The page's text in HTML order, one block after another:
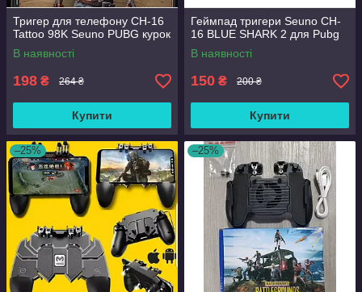
Тригер для телефону CH-16
Tattoo 98K Seuno PUBG курок
В наявності
198 ₴ 264 ₴
Купити
Геймпад тригери Seuno CH-
16 BLUE SHARK 2 для Pubg
В наявності
150 ₴ 200 ₴
Купити
–25% –25%